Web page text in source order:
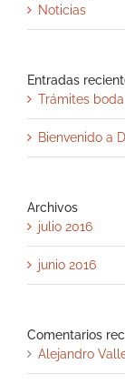
Noticias
Entradas
Trámites
Bienvenido a
Archivos
julio 2016
junio 2016
Comentarios
Alejandro